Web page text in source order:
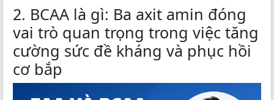
2. BCAA là gì: Ba axit amin đóng
vai trò quan trọng trong việc tăng
cường sức đề kháng và phục hồi
cơ bắp